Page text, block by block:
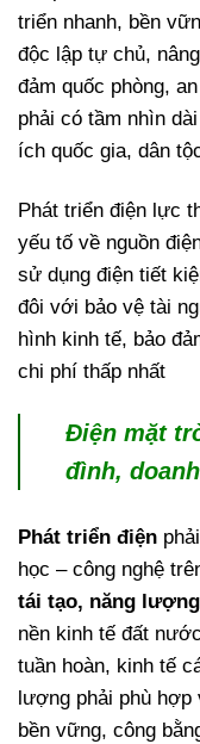
triển nhanh, bền
độc lập tự chủ,
đảm quốc phòng,
phải có tầm nhìn
ích quốc gia, dân
Phát triển điện lực
yếu tố về nguồn
sử dụng điện tiết
đôi với bảo vệ tài
hình kinh tế, bảo
chi phí thấp nhất
Điện mặt
đình,
Phát triển điện
học – công nghệ
tái tạo, năng
nền kinh tế đất
tuần hoàn, kinh tế
lượng phải phù
bền vững, công